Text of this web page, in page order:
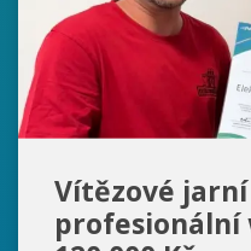
Vítězové
profesionální